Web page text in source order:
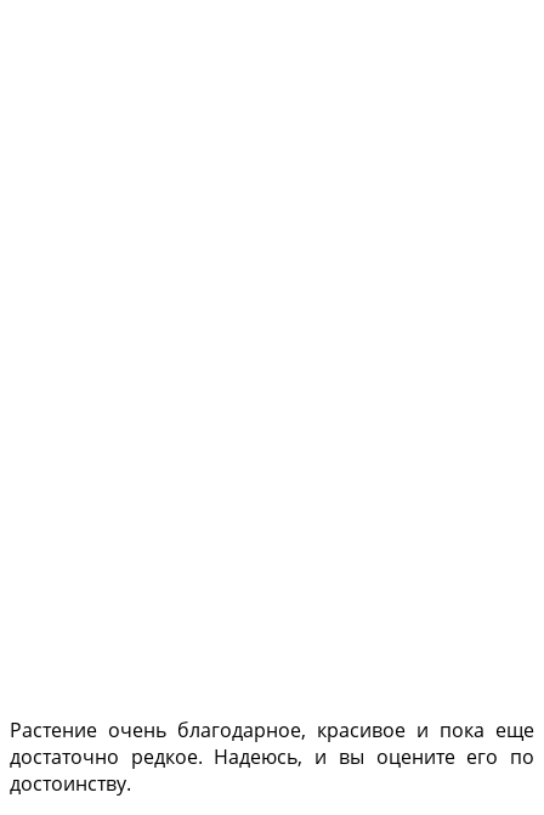
Растение очень благодарное, красивое и пока еще
достаточно редкое. Надеюсь, и вы оцените его по
достоинству.